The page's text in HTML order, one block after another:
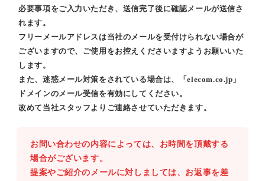
必要事項をご入力いただき、送信完了後に確認メールが送信さ
れます。
フリーメールアドレスは当社のメールを受付けられない場合が
ございますので、ご使用をお控えくださいますようお願いいた
します。
また、迷惑メール対策をされている場合は、「elecom.co.jp」
ドメインのメール受信を有効にしてください。
改めて当社スタッフよりご連絡させていただきます。
お問い合わせの内容によっては、お時間を頂戴する
場合がございます。
提案やご紹介のメールに対しましては、お返事を差